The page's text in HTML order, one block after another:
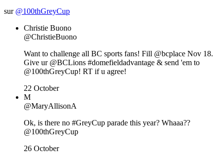
sur @100thGreyCup
Christie Buono
@ChristieBuono
Want to challenge all BC sports fans! Fill @bcplace Nov 18.
Give ur @BCLions #domefieldadvantage & send 'em to
@100thGreyCup! RT if u agree!
22 October
M
@MaryAllisonA
Ok, is there no #GreyCup parade this year? Whaaa??
@100thGreyCup
26 October